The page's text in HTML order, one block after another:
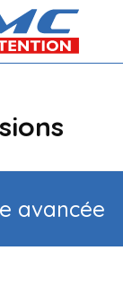
avancée